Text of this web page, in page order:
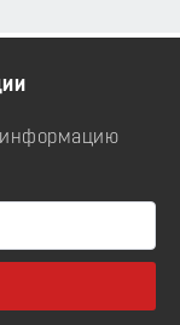
информацию